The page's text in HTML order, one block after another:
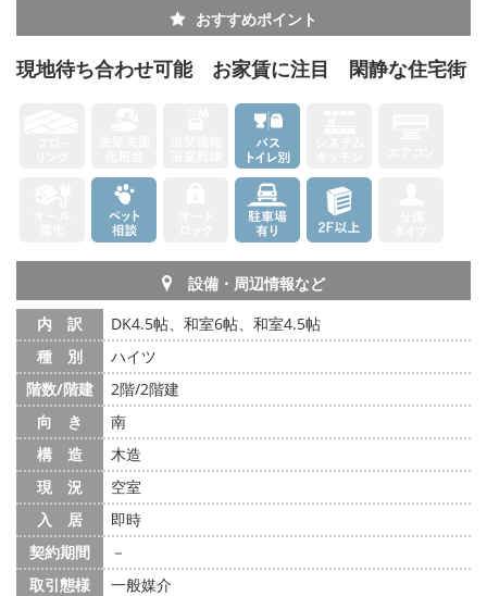
おすすめポイント
現地待ち合わせ可能 お家賃に注目 閑静な住宅街
設備・周辺情報など
内 訳
DK4.5帖、和室6帖、和室4.5帖
種 別
ハイツ
階数/階建
2階/2階建
向 き
南
構 造
木造
現 況
空室
入 居
即時
契約期間
－
取引態様
一般媒介